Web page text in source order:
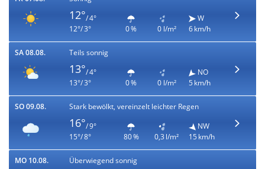
12°/ 4°
12°/ 3°
0 % 0 l/m²
W
6 km/h
SA 08.08. Teils sonnig
13°/ 4°
13°/ 3°
0 % 0 l/m²
NO
5 km/h
SO 09.08. Stark bewölkt, vereinzelt leichter Regen
16°/ 9°
15°/ 8°
80 % 0,3 l/m²
NW
15 km/h
MO 10.08. Überwiegend sonnig